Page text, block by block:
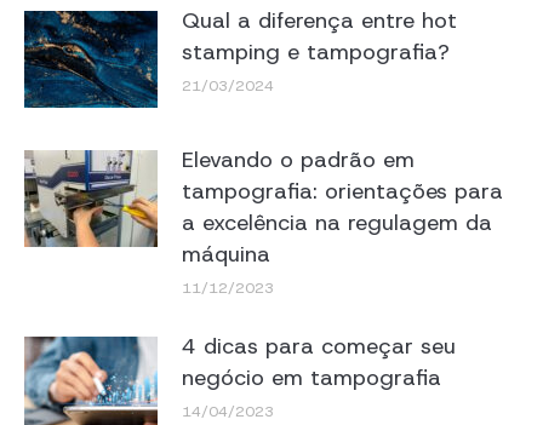
Qual a diferença entre hot
stamping e tampografia?
21/03/2024
Elevando o padrão em
tampografia: orientações para
a excelência na regulagem da
máquina
11/12/2023
4 dicas para começar seu
negócio em tampografia
14/04/2023